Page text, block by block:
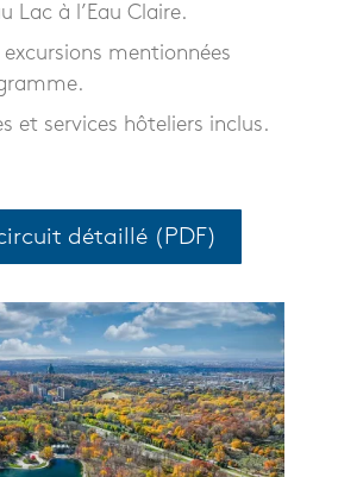
Lac à l’Eau Claire.
mentionnées
et services hôteliers inclus.
détaillé (PDF)